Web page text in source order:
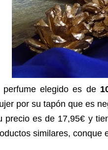
perfume elegido es de
por su tapón que es
precio es de 17,95€ y
similares, conque